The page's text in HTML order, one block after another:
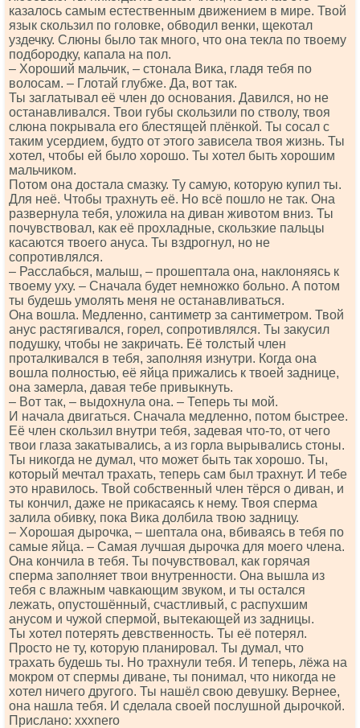
казалось самым естественным движением в мире. Твой
язык скользил по головке, обводил венки, щекотал
уздечку. Слюны было так много, что она текла по твоему
подбородку, капала на пол.
– Хороший мальчик, – стонала Вика, гладя тебя по
волосам. – Глотай глубже. Да, вот так.
Ты заглатывал её член до основания. Давился, но не
останавливался. Твои губы скользили по стволу, твоя
слюна покрывала его блестящей плёнкой. Ты сосал с
таким усердием, будто от этого зависела твоя жизнь. Ты
хотел, чтобы ей было хорошо. Ты хотел быть хорошим
мальчиком.
Потом она достала смазку. Ту самую, которую купил ты.
Для неё. Чтобы трахнуть её. Но всё пошло не так. Она
развернула тебя, уложила на диван животом вниз. Ты
почувствовал, как её прохладные, скользкие пальцы
касаются твоего ануса. Ты вздрогнул, но не
сопротивлялся.
– Расслабься, малыш, – прошептала она, наклоняясь к
твоему уху. – Сначала будет немножко больно. А потом
ты будешь умолять меня не останавливаться.
Она вошла. Медленно, сантиметр за сантиметром. Твой
анус растягивался, горел, сопротивлялся. Ты закусил
подушку, чтобы не закричать. Её толстый член
проталкивался в тебя, заполняя изнутри. Когда она
вошла полностью, её яйца прижались к твоей заднице,
она замерла, давая тебе привыкнуть.
– Вот так, – выдохнула она. – Теперь ты мой.
И начала двигаться. Сначала медленно, потом быстрее.
Её член скользил внутри тебя, задевая что-то, от чего
твои глаза закатывались, а из горла вырывались стоны.
Ты никогда не думал, что может быть так хорошо. Ты,
который мечтал трахать, теперь сам был трахнут. И тебе
это нравилось. Твой собственный член тёрся о диван, и
ты кончил, даже не прикасаясь к нему. Твоя сперма
залила обивку, пока Вика долбила твою задницу.
– Хорошая дырочка, – шептала она, вбиваясь в тебя по
самые яйца. – Самая лучшая дырочка для моего члена.
Она кончила в тебя. Ты почувствовал, как горячая
сперма заполняет твои внутренности. Она вышла из
тебя с влажным чавкающим звуком, и ты остался
лежать, опустошённый, счастливый, с распухшим
анусом и чужой спермой, вытекающей из задницы.
Ты хотел потерять девственность. Ты её потерял.
Просто не ту, которую планировал. Ты думал, что
трахать будешь ты. Но трахнули тебя. И теперь, лёжа на
мокром от спермы диване, ты понимал, что никогда не
хотел ничего другого. Ты нашёл свою девушку. Вернее,
она нашла тебя. И сделала своей послушной дырочкой.
Прислано: хххnеrо